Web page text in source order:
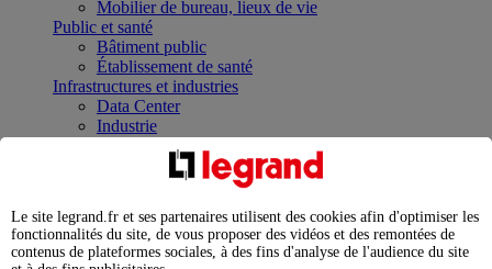
Mobilier de bureau, lieux de vie
Public et santé
Bâtiment public
Établissement de santé
Infrastructures et industries
Data Center
Industrie
Infrastructures
Contrôler et planifier le fonctionnement des appareils
Répartir et optimiser son tableau électrique
Legrand Data Center Solutions : concentrer les
expertises au service de vos performances
Le site legrand.fr et ses partenaires utilisent des cookies afin d'optimiser les
fonctionnalités du site, de vous proposer des vidéos et des remontées de
contenus de plateformes sociales, à des fins d'analyse de l'audience du site